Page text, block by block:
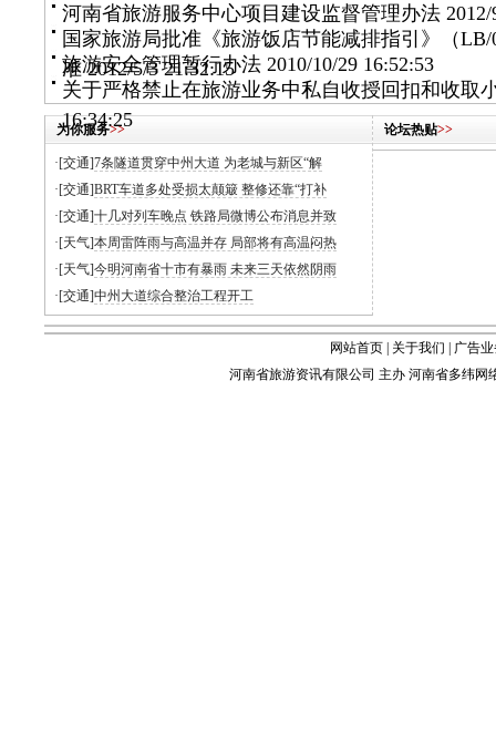
河南省旅游服务中心项目建设监督管理办法
国家旅游局批准《旅游饭店节能减排指引》（LB/
准2012/5/3 21:32:15
旅游安全管理暂行办法 2010/10/29 16:52:53
关于严格禁止在旅游业务中私自收授回扣和收取
16:34:25
为你服务>>
·[交通]7条隧道贯穿中州大道 为老城与新区“解
·[交通]BRT车道多处受损太颠簸 整修还靠“打补
·[交通]十几对列车晚点 铁路局微博公布消息并致
·[天气]本周雷阵雨与高温并存 局部将有高温闷热
·[天气]今明河南省十市有暴雨 未来三天依然阴雨
·[交通]中州大道综合整治工程开工
论坛热贴>>
网站首页 关于我们
广告
河南省旅游资讯有限公司 主办 河南省多纬